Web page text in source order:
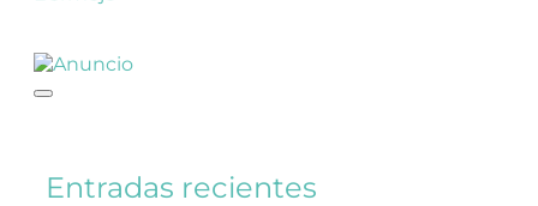
Entradas recientes